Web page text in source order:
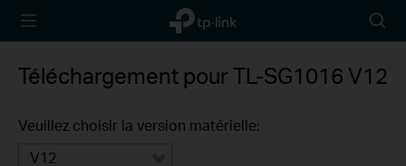
TP-Link,
Reliably
icon
Téléchargement pourTL-SG1016 V12
Veuillez choisir la version matérielle:
V12